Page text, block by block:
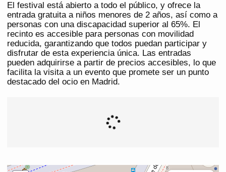
El festival está abierto a todo el público, y ofrece la
entrada gratuita a niños menores de 2 años, así como a
personas con una discapacidad superior al 65%. El
recinto es accesible para personas con movilidad
reducida, garantizando que todos puedan participar y
disfrutar de esta experiencia única. Las entradas
pueden adquirirse a partir de precios accesibles, lo que
facilita la visita a un evento que promete ser un punto
destacado del ocio en Madrid.